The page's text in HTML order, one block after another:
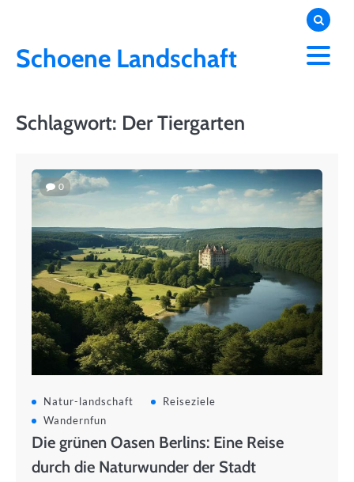
contentSchoene Landschaft
Schlagwort: Der Tiergarten
0
Natur-landschaft
Reiseziele
Wandernfun
Die grünen Oasen Berlins: Eine Reise
durch die Naturwunder der Stadt